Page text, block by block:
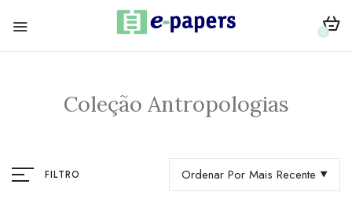
0
Coleção Antropologias
FILTRO Ordenar Por Mais Recente